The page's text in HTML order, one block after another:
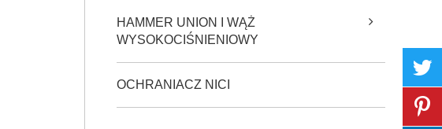
HAMMER UNION I WĄŻ
WYSOKOCIŚNIENIOWY
OCHRANIACZ NICI